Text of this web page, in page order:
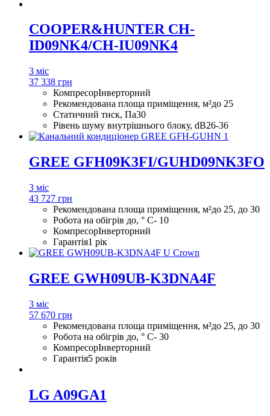
COOPER&HUNTER CH-
ID09NK4/CH-IU09NK4
3 міс
37 338 грн
КомпресорІнверторний
Рекомендована площа приміщення, м²до 25
Статичний тиск, Па30
Рівень шуму внутрішнього блоку, dB26-36
GREE GFH09K3FI/GUHD09NK3FO
3 міс
43 727 грн
Рекомендована площа приміщення, м²до 25, до 30
Робота на обігрів до, ° С- 10
КомпресорІнверторний
Гарантія1 рік
GREE GWH09UB-K3DNA4F
3 міс
57 670 грн
Рекомендована площа приміщення, м²до 25, до 30
Робота на обігрів до, ° С- 30
КомпресорІнверторний
Гарантія5 років
LG A09GA1